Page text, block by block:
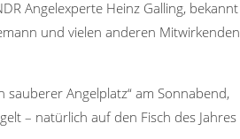
Angelexperte Heinz Galling, bekannt
und vielen anderen Mitwirkenden
Angelplatz“ am Sonnabend,
– natürlich auf den Fisch des Jahres